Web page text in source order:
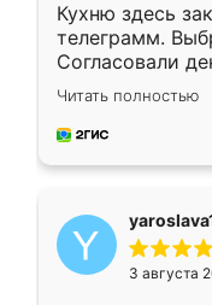
Кухню здесь
телеграмм.
Согласовали
недели кухня
довольны
мебель за
Читать полностью
3 августа